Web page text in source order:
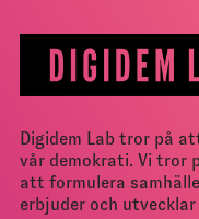
Digidem Lab tror på
vår demokrati. Vi tror
att formulera
erbjuder och